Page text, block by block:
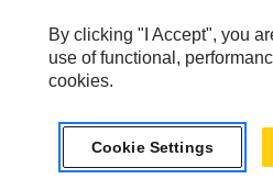
Privacy
Cat.com
Caterpillar © 2026. Tutti i diritti
By clicking "I Accept", you
use of functional,
cookies.
Cookie Settings